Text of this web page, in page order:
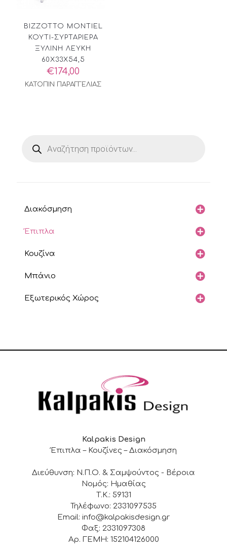
BIZZOTTO MONTIEL
ΚΟΥΤΙ-ΣΥΡΤΑΡΙΕΡΑ
ΞΥΛΙΝΗ ΛΕΥΚΗ
60X33X54,5
€174,00
ΚΑΤΟΠΙΝ ΠΑΡΑΓΓΕΛΙΑΣ
search
Διακόσμηση
Έπιπλα
Κουζίνα
Μπάνιο
Εξωτερικός Χώρος
Kalpakis Design
Έπιπλα – Κουζίνες – Διακόσμηση
Διεύθυνση: Ν.Π.Ο. & Σαμψούντος - Βέροια
Νομός: Ημαθίας
Τ.Κ.: 59131
Τηλέφωνο: 2331097535
Email: info@kalpakisdesign.gr
Φαξ: 2331097308
Αρ. ΓΕΜΗ: 152104126000